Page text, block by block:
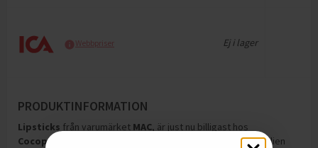
Webbpriser Ej i lager
PRODUKTINFORMATION
Lipsticks från varumärket MAC, är just nu billigast hos
Cocopanda
är tillverkad Italien